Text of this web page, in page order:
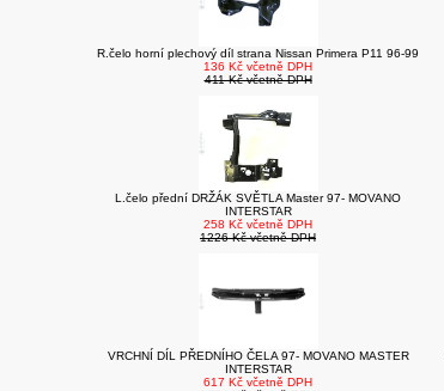
R.čelo horní plechový díl strana Nissan Primera P11 96-99
136 Kč včetně DPH
411 Kč včetně DPH
L.čelo přední DRŽÁK SVĚTLA Master 97- MOVANO
INTERSTAR
258 Kč včetně DPH
1226 Kč včetně DPH
VRCHNÍ DÍL PŘEDNÍHO ČELA 97- MOVANO MASTER
INTERSTAR
617 Kč včetně DPH